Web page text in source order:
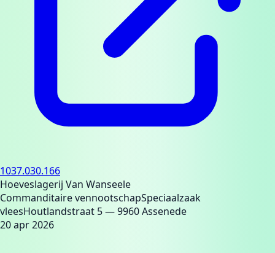
1037.030.166
Hoeveslagerij Van Wanseele
Commanditaire vennootschapSpeciaalzaak
vleesHoutlandstraat 5— 9960 Assenede
20 apr 2026